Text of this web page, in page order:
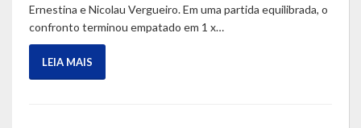
Ernestina e Nicolau Vergueiro. Em uma partida equilibrada, o
confronto terminou empatado em 1 x…
LEIA MAIS